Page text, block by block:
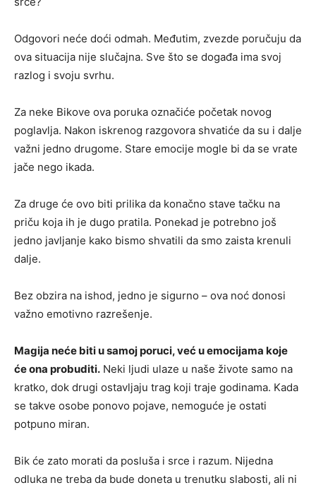
Odgovori neće doći odmah. Međutim, zvezde poručuju da
ova situacija nije slučajna. Sve što se događa ima svoj
razlog i svoju svrhu.
Za neke Bikove ova poruka označiće početak novog
poglavlja. Nakon iskrenog razgovora shvatiće da su i dalje
važni jedno drugome. Stare emocije mogle bi da se vrate
jače nego ikada.
Za druge će ovo biti prilika da konačno stave tačku na
priču koja ih je dugo pratila. Ponekad je potrebno još
jedno javljanje kako bismo shvatili da smo zaista krenuli
dalje.
Bez obzira na ishod, jedno je sigurno – ova noć donosi
važno emotivno razrešenje.
Magija neće biti u samoj poruci, već u emocijama koje
će ona probuditi. Neki ljudi ulaze u naše živote samo na
kratko, dok drugi ostavljaju trag koji traje godinama. Kada
se takve osobe ponovo pojave, nemoguće je ostati
potpuno miran.
Bik će zato morati da posluša i srce i razum. Nijedna
odluka ne treba da bude doneta u trenutku slabosti, ali ni